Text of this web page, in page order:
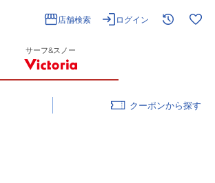
店舗検索 ログイン
サーフ&スノー
クーポン